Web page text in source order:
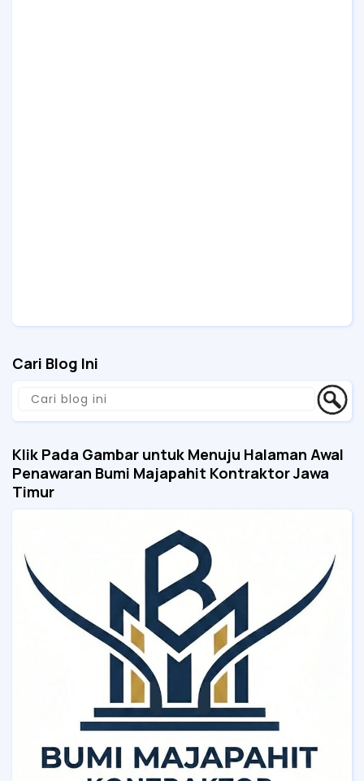
Cari Blog Ini
Klik Pada Gambar untuk Menuju Halaman Awal
Penawaran Bumi Majapahit Kontraktor Jawa
Timur